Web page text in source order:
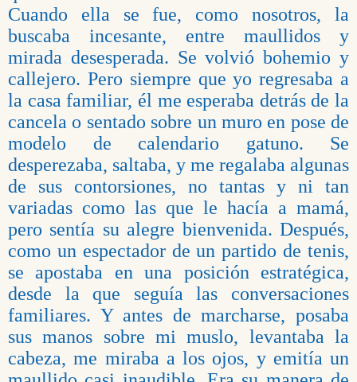
Cuando ella se fue, como nosotros, la
buscaba incesante, entre maullidos y
mirada desesperada. Se volvió bohemio y
callejero. Pero siempre que yo regresaba a
la casa familiar, él me esperaba detrás de la
cancela o sentado sobre un muro en pose de
modelo de calendario gatuno. Se
desperezaba, saltaba, y me regalaba algunas
de sus contorsiones, no tantas y ni tan
variadas como las que le hacía a mamá,
pero sentía su alegre bienvenida. Después,
como un espectador de un partido de tenis,
se apostaba en una posición estratégica,
desde la que seguía las conversaciones
familiares. Y antes de marcharse, posaba
sus manos sobre mi muslo, levantaba la
cabeza, me miraba a los ojos, y emitía un